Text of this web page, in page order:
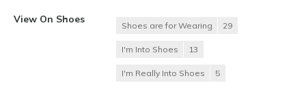
View On Shoes
Shoes are for Wearing 29
I'm Into Shoes 13
I'm Really Into Shoes 5